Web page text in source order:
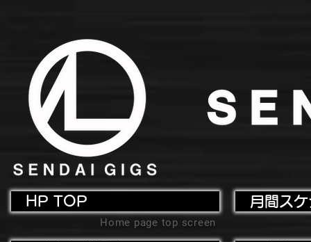
HP TOP
Home page top screen
月間ス